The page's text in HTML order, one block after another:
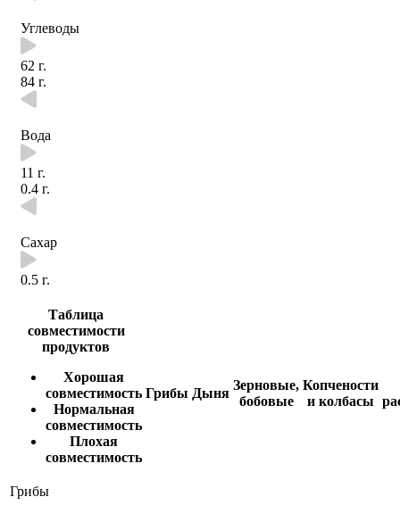
Углеводы
62 г.
84 г.
Вода
11 г.
0.4 г.
Сахар
0.5 г.
Таблица
совместимости
продуктов
Хорошая
совместимость
Нормальная
совместимость
Плохая
совместимость
Грибы Дыня
Зерновые,
бобовые
Копчености
и колбасы
Грибы